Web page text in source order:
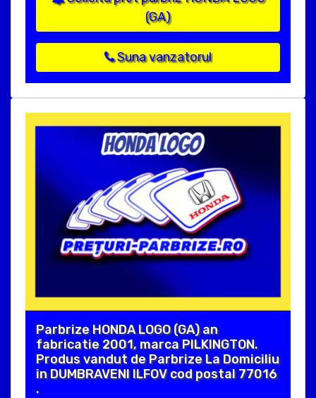
(GA)
Suna vanzatorul
Parbrize HONDA LOGO (GA) an
fabricatie 2001, marca PILKINGTON.
Produs vandut de Parbrize La Domiciliu
in DUMBRAVENI ILFOV cod postal 77016
.